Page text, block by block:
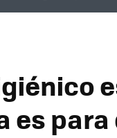
para